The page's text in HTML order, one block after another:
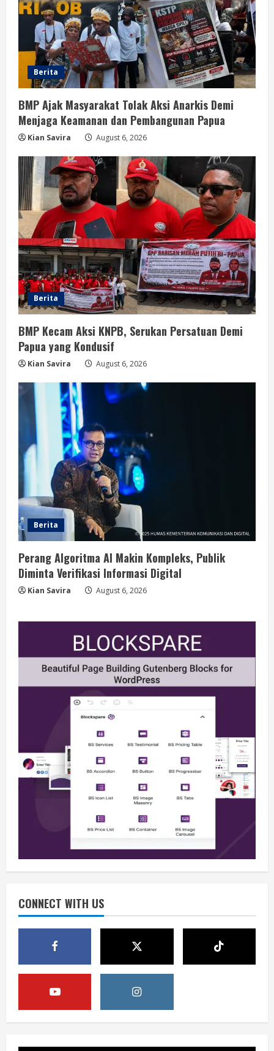
Berita
BMP Ajak Masyarakat Tolak Aksi Anarkis Demi
Menjaga Keamanan dan Pembangunan Papua
Kian Savira August 6, 2026
Berita
BMP Kecam Aksi KNPB, Serukan Persatuan Demi
Papua yang Kondusif
Kian Savira August 6, 2026
Berita
Perang Algoritma AI Makin Kompleks, Publik
Diminta Verifikasi Informasi Digital
Kian Savira August 6, 2026
CONNECT WITH US
Berita
BMP Kecam Aksi KNPB, Serukan
Persatuan Demi Papua yang Kondusif
August 6, 2026
3
Perang Algoritma AI Makin Kompleks,
Digital
Pemerintah Perkuat Ekosistem Media
Digital Nasional Hadapi Perang
Algoritma AI
August 6, 2026
Opini